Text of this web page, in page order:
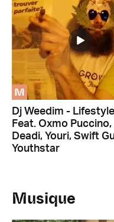
M
Dj Weedim - Lifestyle
Feat. Oxmo Puccino,
Deadi, Youri, Swift
Youthstar
Musique